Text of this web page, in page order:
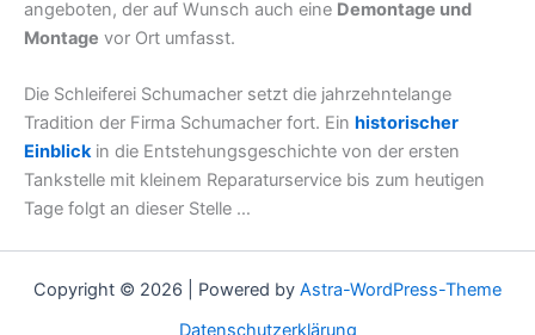
angeboten, der auf Wunsch auch eine Demontage und
Montage vor Ort umfasst.
Die Schleiferei Schumacher setzt die jahrzehntelange
Tradition der Firma Schumacher fort. Ein historischer
Einblickin die Entstehungsgeschichte von der ersten
Tankstelle mit kleinem Reparaturservice bis zum heutigen
Tage folgt an dieser Stelle …
Copyright © 2026 | Powered by Astra-WordPress-Theme
Datenschutzerklärung